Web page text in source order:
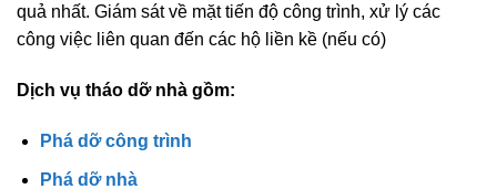
quả nhất. Giám sát về mặt tiến độ công trình, xử lý các
công việc liên quan đến các hộ liền kề (nếu có)
Dịch vụ tháo dỡ nhà gồm:
Phá dỡ công trình
Phá dỡ nhà